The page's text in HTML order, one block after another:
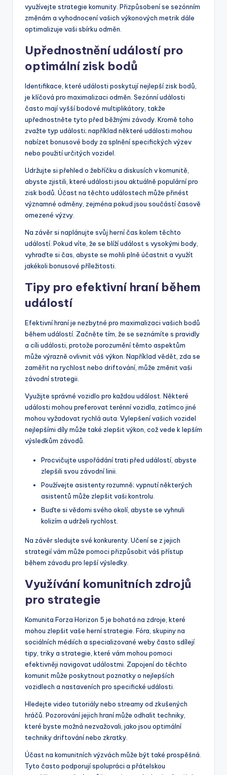
využívejte strategie komunity. Přizpůsobení se sezónním
změnám a vyhodnocení vašich výkonových metrik dále
optimalizuje vaši sbírku odměn.
Upřednostnění událostí pro
optimální zisk bodů
Identifikace, které události poskytují nejlepší zisk bodů,
je klíčová pro maximalizaci odměn. Sezónní události
často mají vyšší bodové multiplikátory, takže
upřednostněte tyto před běžnými závody. Kromě toho
zvažte typ události; například některé události mohou
nabízet bonusové body za splnění specifických výzev
nebo použití určitých vozidel.
Udržujte si přehled o žebříčku a diskusích v komunitě,
abyste zjistili, které události jsou aktuálně populární pro
zisk bodů. Účast na těchto událostech může přinést
významné odměny, zejména pokud jsou součástí časově
omezené výzvy.
Na závěr si naplánujte svůj herní čas kolem těchto
událostí. Pokud víte, že se blíží událost s vysokými body,
vyhraďte si čas, abyste se mohli plně účastnit a využít
jakékoli bonusové příležitosti.
Tipy pro efektivní hraní během
událostí
Efektivní hraní je nezbytné pro maximalizaci vašich bodů
během událostí. Začněte tím, že se seznámíte s pravidly
a cíli události, protože porozumění těmto aspektům
může výrazně ovlivnit váš výkon. Například vědět, zda se
zaměřit na rychlost nebo driftování, může změnit vaši
závodní strategii.
Využijte správné vozidlo pro každou událost. Některé
události mohou preferovat terénní vozidla, zatímco jiné
mohou vyžadovat rychlá auta. Vylepšení vašich vozidel
nejlepšími díly může také zlepšit výkon, což vede k lepším
výsledkům závodů.
Procvičujte uspořádání trati před událostí, abyste
zlepšili svou závodní linii.
Používejte asistenty rozumně; vypnutí některých
asistentů může zlepšit vaši kontrolu.
Buďte si vědomi svého okolí, abyste se vyhnuli
kolizím a udrželi rychlost.
Na závěr sledujte své konkurenty. Učení se z jejich
strategií vám může pomoci přizpůsobit váš přístup
během závodu pro lepší výsledky.
Využívání komunitních zdrojů
pro strategie
Komunita Forza Horizon 5 je bohatá na zdroje, které
mohou zlepšit vaše herní strategie. Fóra, skupiny na
sociálních médiích a specializované weby často sdílejí
tipy, triky a strategie, které vám mohou pomoci
efektivněji navigovat událostmi. Zapojení do těchto
komunit může poskytnout poznatky o nejlepších
vozidlech a nastaveních pro specifické události.
Hledejte video tutoriály nebo streamy od zkušených
hráčů. Pozorování jejich hraní může odhalit techniky,
které byste možná nezvažovali, jako jsou optimální
techniky driftování nebo zkratky.
Účast na komunitních výzvách může být také prospěšná.
Tyto často podporují spolupráci a přátelskou